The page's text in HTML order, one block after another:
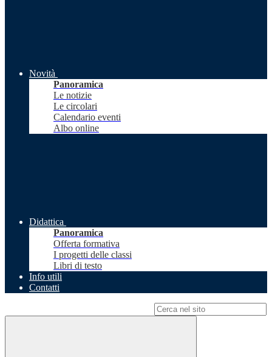
Novità
Panoramica
Le notizie
Le circolari
Calendario eventi
Albo online
Didattica
Panoramica
Offerta formativa
I progetti delle classi
Libri di testo
Info utili
Contatti